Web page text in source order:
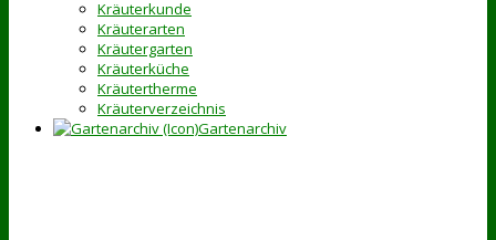
Kräuterkunde
Kräuterarten
Kräutergarten
Kräuterküche
Kräutertherme
Kräuterverzeichnis
Gartenarchiv